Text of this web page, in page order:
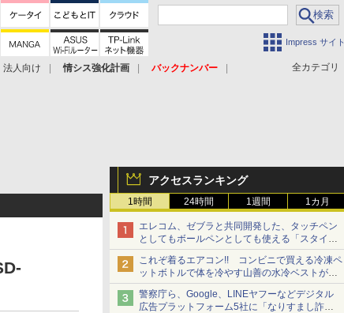
Impress サイト
全カテゴリ
法人向け 情シス強化計画
バックナンバー
アクセスランキング
1時間 24時間 1週間 1カ月
エレコム、ゼブラと共同開発した、タッチペン
としてもボールペンとしても使える「スタイラ
スツーウェイ」発売 iPadにも紙にも、持ち替
えずに書き込める
これぞ着るエアコン!! コンビニで買える冷凍ペ
ットボトルで体を冷やす山善の水冷ベストがロ
ードバイクにちょうどいい【ぼっち・ざ・ろー
ど！その14】【空いた時間でなにしてる？】
警察庁ら、Google、LINEヤフーなどデジタル
広告プラットフォーム5社に「なりすまし詐欺